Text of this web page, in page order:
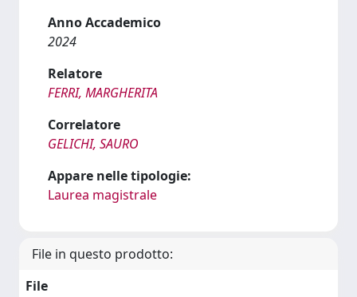
Anno Accademico
2024
Relatore
FERRI, MARGHERITA
Correlatore
GELICHI, SAURO
Appare nelle tipologie:
Laurea magistrale
File in questo prodotto:
File